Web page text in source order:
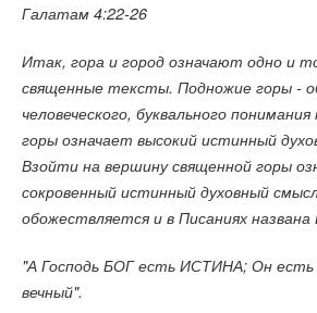
Галатам 4:22-26
Итак, гора и город означают одно и
священные тексты. Подножие горы -
человеческого, буквального
горы означает высокий истинный
Взойти на вершину священной горы
сокровенный истинный духовный
обожествляется и в Писаниях названа
"А Господь БОГ есть ИСТИНА; Он
вечный".